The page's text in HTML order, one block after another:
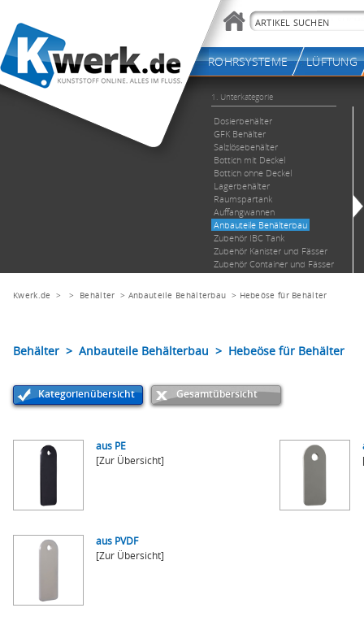
Kwerk.de > > Behälter > Anbauteile Behälterbau > Hebeöse für Behälter
Behälter > Anbauteile Behälterbau > Hebeöse für Behälter
Kategorienübersicht Gesamtübersicht
aus PE
[Zur Übersicht]
aus PVDF
[Zur Übersicht]